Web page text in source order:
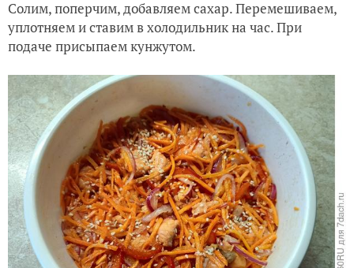
Солим, поперчим, добавляем сахар. Перемешиваем,
уплотняем и ставим в холодильник на час. При
подаче присыпаем кунжутом.